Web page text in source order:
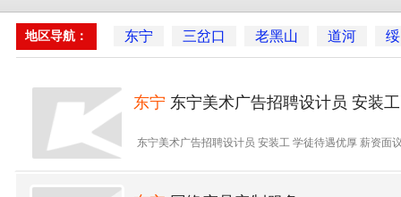
地区导航： 东宁 三岔口 老黑山 道河
东宁 东宁美术广告招聘设计员 安装
东宁美术广告招聘设计员 安装工 学徒待遇优厚 薪资面